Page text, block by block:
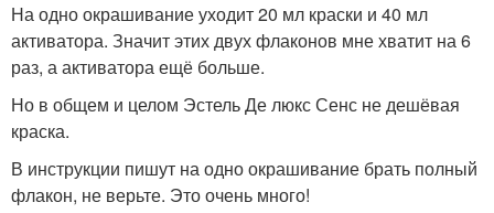
На одно окрашивание уходит 20 мл краски и 40 мл
активатора. Значит этих двух флаконов мне хватит на 6
раз, а активатора ещё больше.
Но в общем и целом Эстель Де люкс Сенс не дешёвая
краска.
В инструкции пишут на одно окрашивание брать полный
флакон, не верьте. Это очень много!